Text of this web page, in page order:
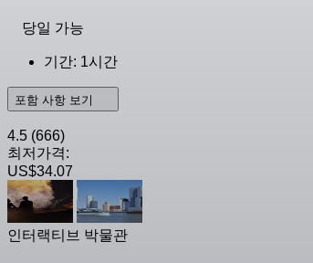
당일 가능
기간: 1시간
포함 사항 보기
4.5 (666)
최저가격:
US$34.07
인터랙티브 박물관